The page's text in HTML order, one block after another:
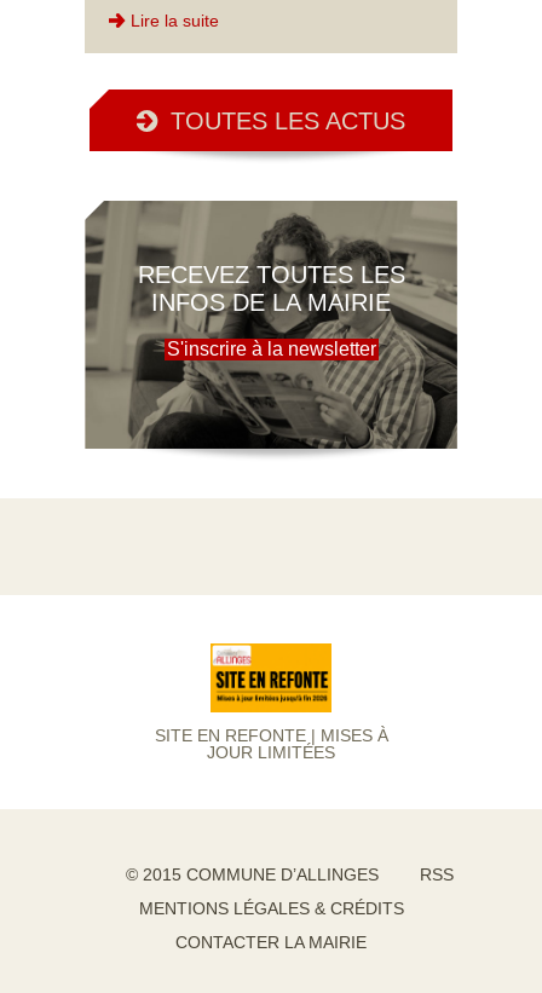
Lire la suite
TOUTES LES ACTUS
RECEVEZ TOUTES LES
INFOS DE LA MAIRIE
S'inscrire à la newsletter
SITE EN REFONTE | MISES À
JOUR LIMITÉES
© 2015 COMMUNE D’ALLINGES
RSS
MENTIONS LÉGALES & CRÉDITS
CONTACTER LA MAIRIE